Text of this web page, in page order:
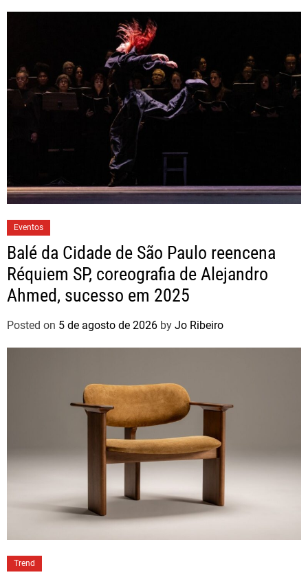
Eventos
Balé da Cidade de São Paulo reencena
Réquiem SP, coreografia de Alejandro
Ahmed, sucesso em 2025
Posted on 5 de agosto de 2026 by Jo Ribeiro
Trend